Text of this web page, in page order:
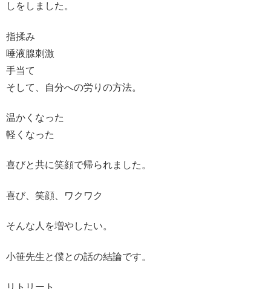
しをしました。
指揉み
唾液腺刺激
手当て
そして、自分への労りの方法。
温かくなった
軽くなった
喜びと共に笑顔で帰られました。
喜び、笑顔、ワクワク
そんな人を増やしたい。
小笹先生と僕との話の結論です。
リトリート